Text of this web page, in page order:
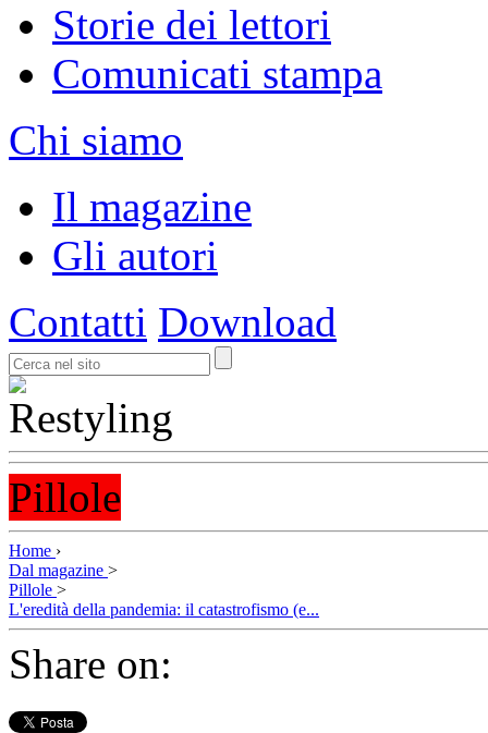
Storie dei lettori
Comunicati stampa
Chi siamo
Il magazine
Gli autori
Contatti Download
Pillole
Home ›
Dal magazine >
Pillole >
L'eredità della pandemia: il catastrofismo (e...
Share on: